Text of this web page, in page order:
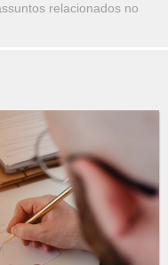
relacionados no